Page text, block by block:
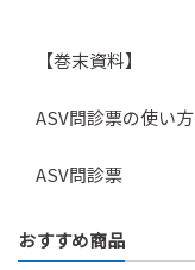
【巻末資料】
ASV問診票の使い方
ASV問診票
おすすめ商品